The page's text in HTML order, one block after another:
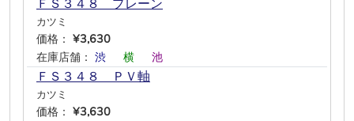
ＦＳ３４８ プレーン
カツミ
価格： ¥3,630
在庫店舗： 渋 横 池
ＦＳ３４８ ＰＶ軸
カツミ
価格： ¥3,630